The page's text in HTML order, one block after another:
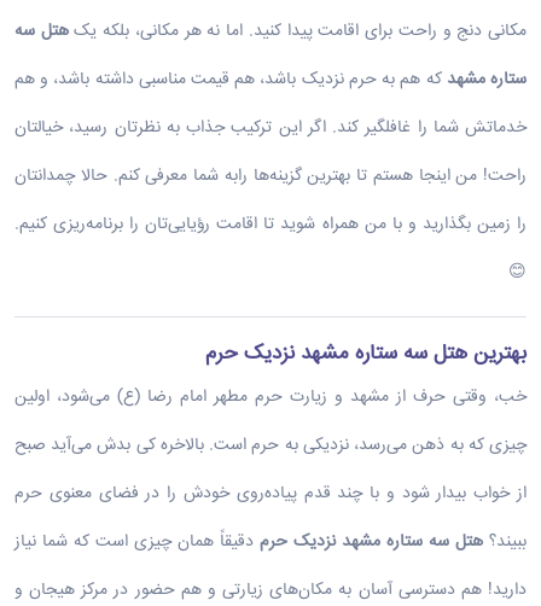
مکانی دنج و راحت برای اقامت پیدا کنید. اما نه هر مکانی، بلکه یکهتل سه
ستاره مشهد که هم به حرم نزدیک باشد، هم قیمت مناسبی داشته باشد، و هم
خدماتش شما را غافلگیر کند. اگر این ترکیب جذاب به نظرتان رسید، خیالتان
راحت! من اینجا هستم تا بهترین گزینه‌ها رابه شما معرفی کنم. حالا چمدانتان
را زمین بگذارید و با من همراه شوید تا اقامت رؤیایی‌تان را برنامه‌ریزی کنیم.
😊
بهترین هتل سه ستاره مشهد نزدیک حرم
خب، وقتی حرف از مشهد و زیارت حرم مطهر امام رضا (ع) می‌شود، اولین
چیزی که به ذهن می‌رسد، نزدیکی به حرم است. بالاخره کی بدش می‌آید صبح
از خواب بیدار شود و با چند قدم پیاده‌روی خودش را در فضای معنوی حرم
ببیند؟ هتل سه ستاره مشهد نزدیک حرم دقیقاً همان چیزی است که شما نیاز
دارید! هم دسترسی آسان به مکان‌های زیارتی و هم حضور در مرکز هیجان و